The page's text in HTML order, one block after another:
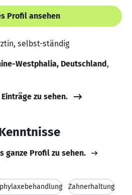
Profil ansehen
selbst-ständig
Westphalia, Deutschland,
zu sehen.
ganze Profil zu sehen.
Zahnerhaltung